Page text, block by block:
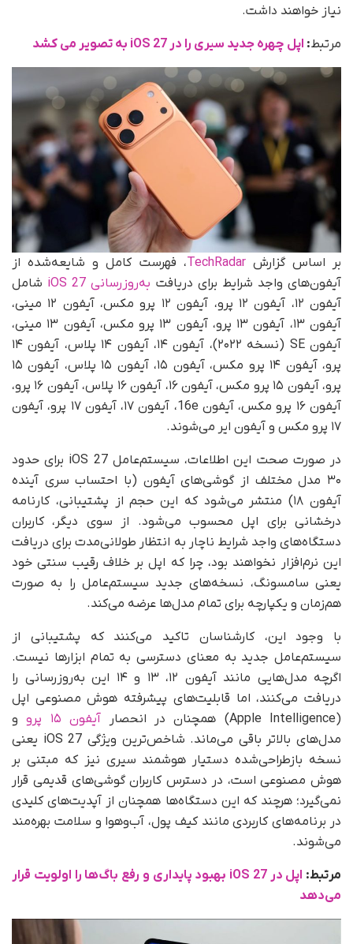
نیاز خواهند داشت.
مرتبط: اپل چهره جدید سیری را در iOS 27 به تصویر می کشد
بر اساس گزارشTechRadar، فهرست کامل و شایعه‌شده از
آیفون‌های واجد شرایط برای دریافت به‌روزرسانی iOS 27
شامل
آیفون ۱۲، آیفون ۱۲ پرو، آیفون ۱۲ پرو مکس، آیفون ۱۲ مینی،
آیفون ۱۳، آیفون ۱۳ پرو، آیفون ۱۳ پرو مکس، آیفون ۱۳ مینی،
آیفون SE (نسخه ۲۰۲۲)، آیفون ۱۴، آیفون ۱۴ پلاس، آیفون ۱۴
پرو، آیفون ۱۴ پرو مکس، آیفون ۱۵، آیفون ۱۵ پلاس، آیفون ۱۵
پرو، آیفون ۱۵ پرو مکس، آیفون ۱۶، آیفون ۱۶ پلاس، آیفون ۱۶ پرو،
آیفون ۱۶ پرو مکس، آیفون 16e، آیفون ۱۷، آیفون ۱۷ پرو، آیفون
۱۷ پرو مکس و آیفون ایر می‌شوند.
در صورت صحت این اطلاعات، سیستم‌عامل iOS 27 برای حدود
۳۰ مدل مختلف از گوشی‌های آیفون (با احتساب سری آینده
آیفون ۱۸) منتشر می‌شود که این حجم از پشتیبانی، کارنامه
درخشانی برای اپل محسوب می‌شود. از سوی دیگر، کاربران
دستگاه‌های واجد شرایط ناچار به انتظار طولانی‌مدت برای دریافت
این نرم‌افزار نخواهند بود، چرا که اپل بر خلاف رقیب سنتی خود
یعنی سامسونگ، نسخه‌های جدید سیستم‌عامل را به صورت
هم‌زمان و یکپارچه برای تمام مدل‌ها عرضه می‌کند.
با وجود این، کارشناسان تاکید می‌کنند که پشتیبانی از
سیستم‌عامل جدید به معنای دسترسی به تمام ابزارها نیست.
اگرچه مدل‌هایی مانند آیفون ۱۲، ۱۳ و ۱۴ این به‌روزرسانی را
دریافت می‌کنند، اما قابلیت‌های پیشرفته هوش مصنوعی اپل
(Apple Intelligence) همچنان در انحصار
آیفون ۱۵ پرو
و
مدل‌های بالاتر باقی می‌ماند. شاخص‌ترین ویژگی iOS 27 یعنی
نسخه بازطراحی‌شده دستیار هوشمند سیری نیز که مبتنی بر
هوش مصنوعی است، در دسترس کاربران گوشی‌های قدیمی قرار
نمی‌گیرد؛ هرچند که این دستگا‌ه‌ها همچنان از آپدیت‌های کلیدی
در برنامه‌های کاربردی مانند کیف پول، آب‌وهوا و سلامت بهره‌مند
می‌شوند.
مرتبط:
اپل در iOS 27 بهبود پایداری و رفع باگ‌ها را اولویت قرار
می‌دهد